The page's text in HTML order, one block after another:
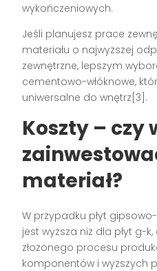
wykończeniowych.
Jeśli planujesz prace
materiału o najwyższej
zewnętrzne, lepszym
cementowo-włóknowe,
uniwersalne do wnętrz[3].
Koszty – czy
materiał?
W przypadku płyt
jest wyższa niż dla płyt g-
złożonego procesu
komponentów i wyższych